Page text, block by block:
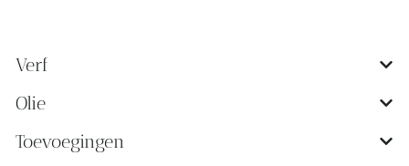
Verf
Olie
Toevoegingen